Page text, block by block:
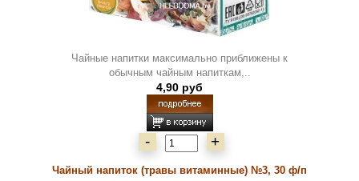
Чайные напитки максимально приближены к
обычным чайным напиткам,..
4,90 руб
- +
Чайный напиток (травы витаминные) №3, 30 ф/п